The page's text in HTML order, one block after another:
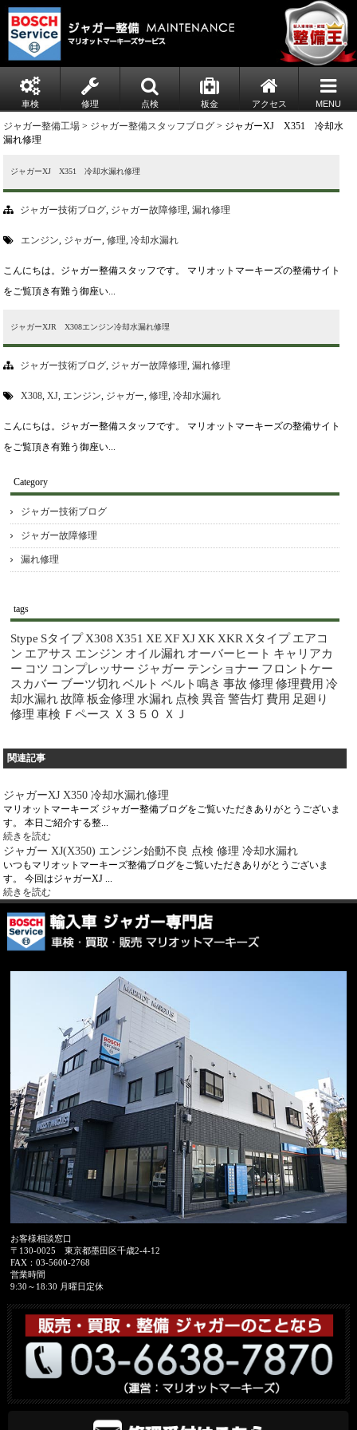
車検 修理 点検 板金 アクセス MENU
ジャガー整備工場 > ジャガー整備スタッフブログ > ジャガーXJ X351 冷却水
漏れ修理
ジャガーXJ X351 冷却水漏れ修理
ジャガー技術ブログ, ジャガー故障修理,漏れ修理
エンジン, ジャガー,修理,冷却水漏れ
こんにちは。ジャガー整備スタッフです。 マリオットマーキーズの整備サイト
をご覧頂き有難う御座い...
ジャガーXJR X308エンジン冷却水漏れ修理
ジャガー技術ブログ ジャガー故障修理 ,漏れ修理
X308 ,XJ エンジン ジャガー ,修理 ,冷却水漏れ
こんにちは。ジャガー整備スタッフです。 マリオットマーキーズの整備サイト
をご覧頂き有難う御座い...
Category
ジャガー技術ブログ
ジャガー故障修理
漏れ修理
tags
Stype Sタイプ X308 X351 XE XF XJ XK XKR Xタイプ エアコ
ン エアサス エンジン オイル漏れ オーバーヒート キャリアカ
ー コツ コンプレッサー ジャガー テンショナー フロントケー
スカバー ブーツ切れベルト ベルト鳴き 事故 修理 修理費用 冷
却水漏れ故障板金修理 水漏れ 点検 異音警告灯 費用 足廻り
修理 車検 Ｆペース Ｘ３５０ ＸＪ
関連記事
ジャガーXJ X350 冷却水漏れ修理
マリオットマーキーズ ジャガー整備ブログをご覧いただきありがとうございま
す。 本日ご紹介する整...
続きを読む
ジャガー XJ(X350) エンジン始動不良 点検 修理 冷却水漏れ
いつもマリオットマーキーズ整備ブログをご覧いただきありがとうございま
す。 今回はジャガーXJ ...
続きを読む
お客様相談窓口
〒130-0025
東京都墨田区千歳2-4-12
FAX：03-5600-2768
営業時間
9:30～18:30 月曜日定休